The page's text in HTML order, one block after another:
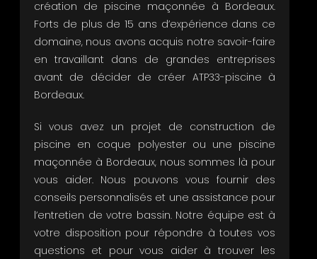
création de piscine maçonnée à Bordeaux.
Forts de plus de 15 ans d’expérience dans ce
domaine, nous avons acquis notre savoir-faire
en travaillant dans de grandes entreprises
avant de décider de créer ATP33-piscine à
Bordeaux.
Si vous avez un projet de construction de
piscine en coque polyester ou une piscine
maçonnée à Bordeaux, nous sommes là pour
vous aider. Nous pouvons vous fournir des
conseils personnalisés et une assistance pour
l’entretien de votre bassin. Notre équipe est à
votre disposition pour répondre à toutes vos
questions et pour vous aider à trouver les